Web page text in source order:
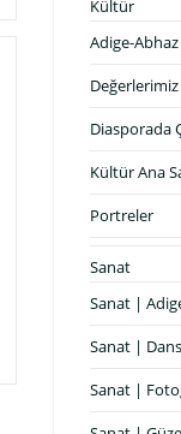
Kültür
Adige-
Değerlerimiz
Diasporada
Kültür Ana
Portreler
Sanat
Sanat |
Sanat | Dans
Sanat |